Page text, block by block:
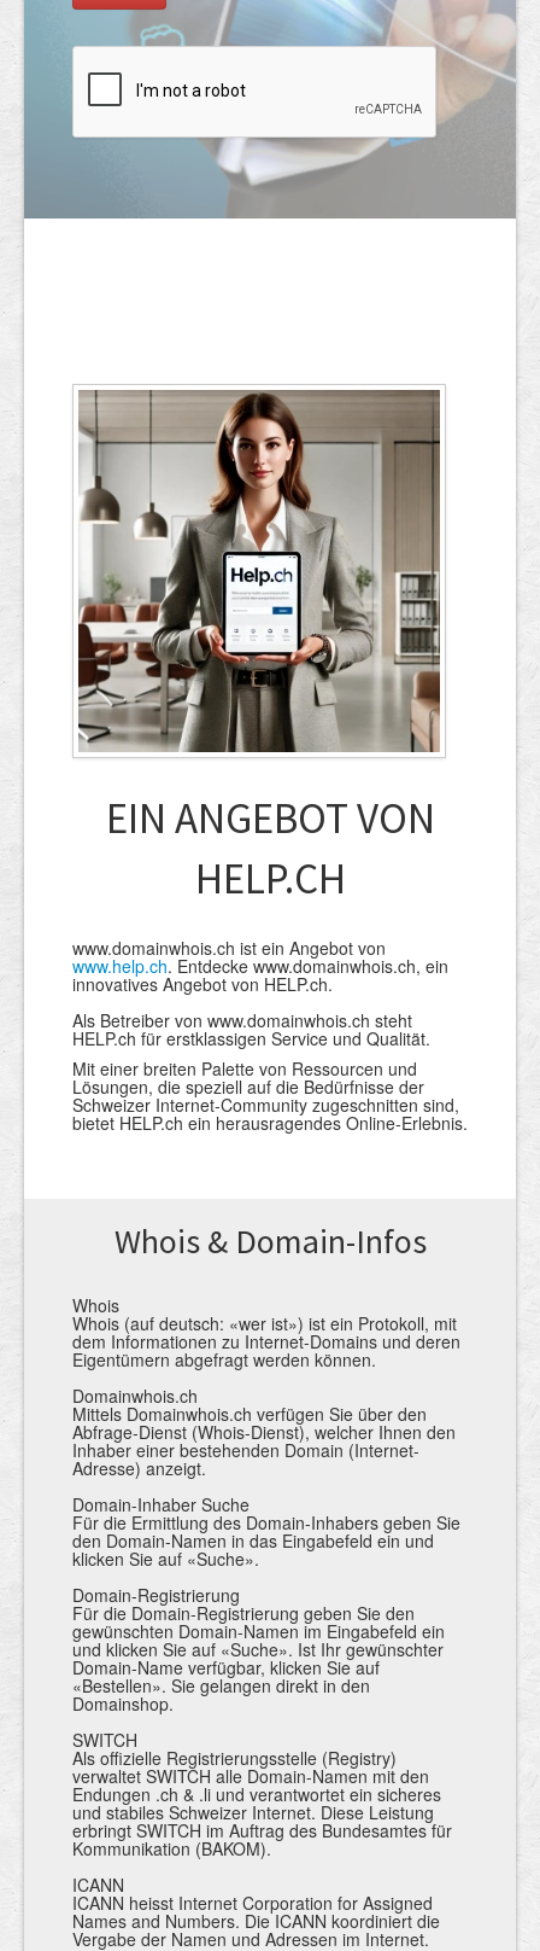
EIN ANGEBOT VON
HELP.CH
www.domainwhois.ch ist ein Angebot von
www.help.ch. Entdecke www.domainwhois.ch, ein
innovatives Angebot von HELP.ch.
Als Betreiber von www.domainwhois.ch steht
HELP.ch für erstklassigen Service und Qualität.
Mit einer breiten Palette von Ressourcen und
Lösungen, die speziell auf die Bedürfnisse der
Schweizer Internet-Community zugeschnitten sind,
bietet HELP.ch ein herausragendes Online-Erlebnis.
Whois & Domain-Infos
Whois
Whois (auf deutsch: «wer ist») ist ein Protokoll, mit
dem Informationen zu Internet-Domains und deren
Eigentümern abgefragt werden können.
Domainwhois.ch
Mittels Domainwhois.ch verfügen Sie über den
Abfrage-Dienst (Whois-Dienst), welcher Ihnen den
Inhaber einer bestehenden Domain (Internet-
Adresse) anzeigt.
Domain-Inhaber Suche
Für die Ermittlung des Domain-Inhabers geben Sie
den Domain-Namen in das Eingabefeld ein und
klicken Sie auf «Suche».
Domain-Registrierung
Für die Domain-Registrierung geben Sie den
gewünschten Domain-Namen im Eingabefeld ein
und klicken Sie auf «Suche». Ist Ihr gewünschter
Domain-Name verfügbar, klicken Sie auf
«Bestellen». Sie gelangen direkt in den
Domainshop.
SWITCH
Als offizielle Registrierungsstelle (Registry)
verwaltet SWITCH alle Domain-Namen mit den
Endungen .ch & .li und verantwortet ein sicheres
und stabiles Schweizer Internet. Diese Leistung
erbringt SWITCH im Auftrag des Bundesamtes für
Kommunikation (BAKOM).
ICANN
ICANN heisst Internet Corporation for Assigned
Names and Numbers. Die ICANN koordiniert die
Vergabe der Namen und Adressen im Internet.